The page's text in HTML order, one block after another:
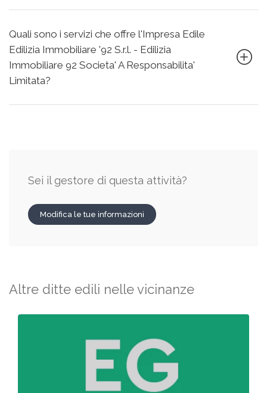
Quali sono i servizi che offre l'Impresa Edile
Edilizia Immobiliare '92 S.r.l. - Edilizia
Immobiliare 92 Societa' A Responsabilita'
Limitata?
Sei il gestore di questa attività?
Modifica le tue informazioni
Altre ditte edili nelle vicinanze